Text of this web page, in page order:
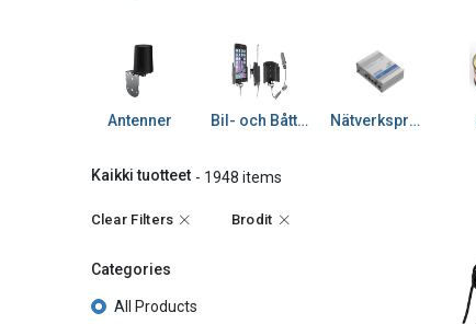
Antenner Bil- och Båttillbehör Nätverksprodukter
Kaikki tuotteet - 1948 items
Clear Filters Brodit
Categories
All Products